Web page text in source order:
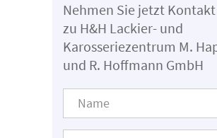
Nehmen Sie jetzt
zu H&H Lackier- und
Karosseriezentrum M.
und R. Hoffmann GmbH